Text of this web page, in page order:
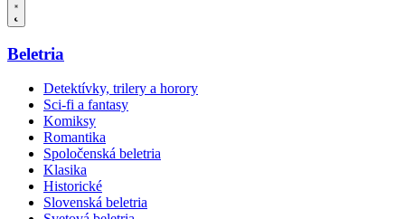
Beletria
Detektívky, trilery a horory
Sci-fi a fantasy
Komiksy
Romantika
Spoločenská beletria
Klasika
Historické
Slovenská beletria